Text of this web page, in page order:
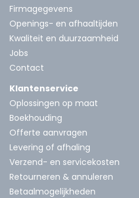
Firmagegevens
Openings- en afhaaltijden
Kwaliteit en duurzaamheid
Jobs
Contact
Klantenservice
Oplossingen op maat
Boekhouding
Offerte aanvragen
Levering of afhaling
Verzend- en servicekosten
Retourneren & annuleren
Betaalmogelijkheden